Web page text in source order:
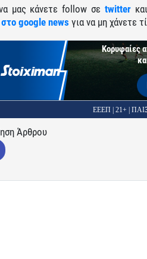
μας κάνετε follow σε twitter και
google news για να μη χάνετε
Κορυφαίες
ΕΕΕΠ | 21+ |
Άρθρου